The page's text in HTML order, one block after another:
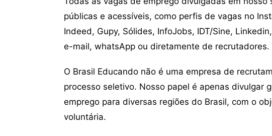
públicas e acessíveis, como perfis de vagas no
Indeed, Gupy, Sólides, InfoJobs, IDT/Sine,
e-mail, whatsApp ou diretamente de recrutadores.
O Brasil Educando não é uma empresa de
processo seletivo. Nosso papel é apenas divulgar
emprego para diversas regiões do Brasil, com o
voluntária.